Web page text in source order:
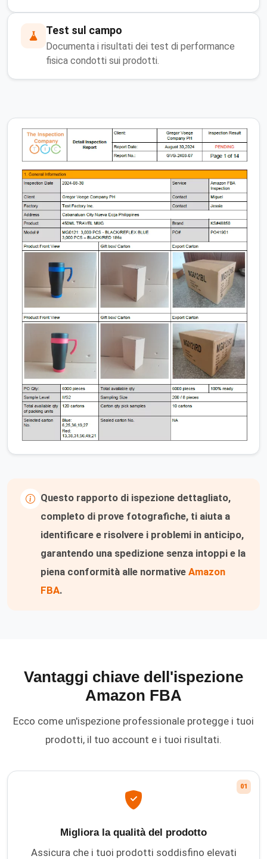
Test sul campo
Documenta i risultati dei test di performance
fisica condotti sui prodotti.
Questo rapporto di ispezione dettagliato,
completo di prove fotografiche, ti aiuta a
identificare e risolvere i problemi in anticipo,
garantendo una spedizione senza intoppi e la
piena conformità alle normativeAmazon
FBA.
Vantaggi chiave dell'ispezione
Amazon FBA
Ecco come un'ispezione professionale protegge i tuoi
prodotti, il tuo account e i tuoi risultati.
01
Migliora la qualità del prodotto
Assicura che i tuoi prodotti soddisfino elevati